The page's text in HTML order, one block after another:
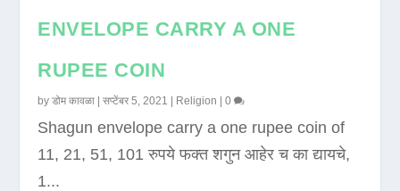
ENVELOPE CARRY A ONE
RUPEE COIN
byडोम कावळा |सप्टेंबर 5, 2021 Religion |0
Shagun envelope carry a one rupee coin of
11, 21, 51, 101 रुपये फक्त शगुन आहेर च का द्यायचे,
1...